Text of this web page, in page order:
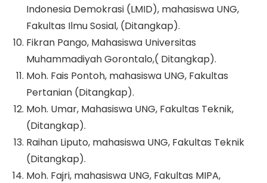
Indonesia Demokrasi (LMID), mahasiswa UNG,
Fakultas Ilmu Sosial, (Ditangkap).
Fikran Pango, Mahasiswa Universitas
Muhammadiyah Gorontalo,( Ditangkap).
Moh. Fais Pontoh, mahasiswa UNG, Fakultas
Pertanian (Ditangkap).
Moh. Umar, Mahasiswa UNG, Fakultas Teknik,
(Ditangkap).
Raihan Liputo, mahasiswa UNG, Fakultas Teknik
(Ditangkap).
Moh. Fajri, mahasiswa UNG, Fakultas MIPA,